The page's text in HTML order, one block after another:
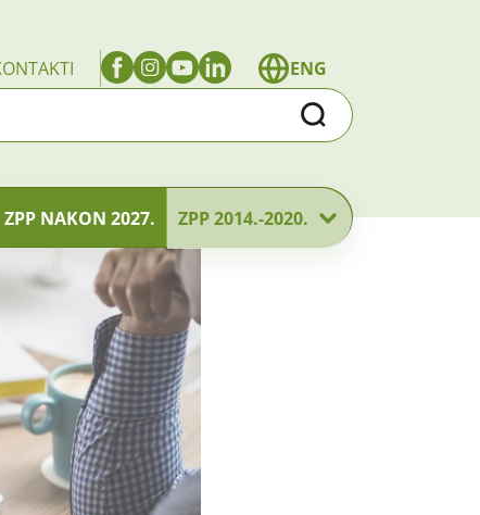
ENG
Traži
ZPP NAKON 2027. ZPP 2014.-2020.